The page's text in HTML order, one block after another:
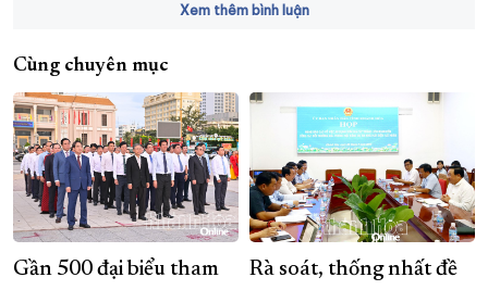
Xem thêm bình luận
Cùng chuyên mục
Gần 500 đại biểu tham
Rà soát, thống nhất đề